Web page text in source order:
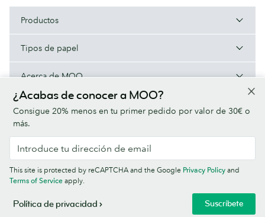
¿Acabas de conocer a MOO?
Consigue 20% menos en tu primer pedido por valor de 30€ o
más.
Suscríbete
This site is protected by reCAPTCHA and the Google Privacy Policy and
Terms of Service apply.
Política de privacidad
Productos
Tipos de papel
Acerca de MOO
Condiciones Política de privacidad Fuentes
Sitemap
© MOO Print Limited, LABS Triangle, Stables Market, Chalk Farm Road,
London NW1 8AB. Empresa inscrita en Inglaterra, Nº5121723